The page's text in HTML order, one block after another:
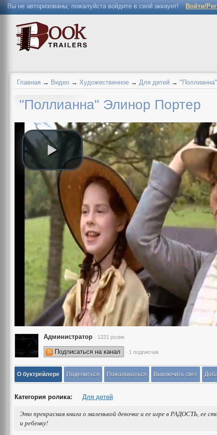
Вы не авторизованы, пожалуйста войдите в свой аккаунт! Войти/
Главная → Видео → Художественное → Для детей →
"Поллианна" Элинор Портер
Администратор · 1221 ролик
Подписаться на канал · 1 подписчик
О буктрейлере Поделиться Пожаловаться Выключить свет
Категория ролика: Для детей
Это прекрасная книга о маленькой девочке и ее игре в РАДОСТЬ, ее
и ребенку!